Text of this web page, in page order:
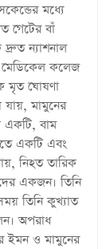
মধ্যে
গেটের বাঁ
ন্যাশনাল
মেডিকেল কলেজ
মৃত ঘোষণা
যায়, মামুনের
একটি, বাম
একটি এবং
নিহত তারিক
একজন। তিনি
তিনি কুখ্যাত
অপরাধ
ইমন ও মামুনের